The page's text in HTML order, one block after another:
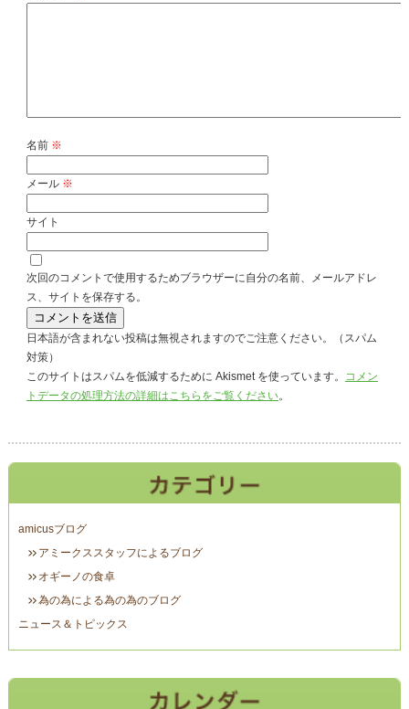
名前 ※
メール ※
サイト
次回のコメントで使用するためブラウザーに自分の名前、メールアドレ
ス、サイトを保存する。
日本語が含まれない投稿は無視されますのでご注意ください。（スパム
対策）
このサイトはスパムを低減するために Akismet を使っています。 コメン
トデータの処理方法の詳細はこちらをご覧ください。
amicusブログ
アミークススタッフによるブログ
オギーノの食卓
為の為による為の為のブログ
ニュース＆トピックス